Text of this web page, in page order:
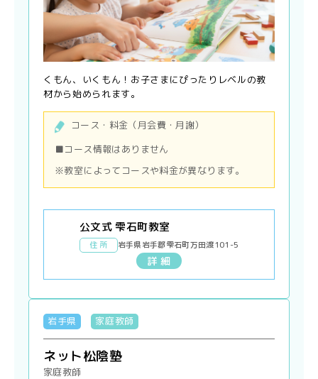
くもん、いくもん！お子さまにぴったりレベルの教
材から始められます。
コース・料金（月会費・月謝）
■コース情報はありません
※教室によってコースや料金が異なります。
公文式 雫石町教室
住 所 岩手県岩手郡雫石町万田渡101-5
詳 細
岩手県 家庭教師
ネット松陰塾
家庭教師